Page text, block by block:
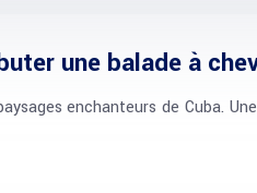
une balade à
enchanteurs de Cuba.